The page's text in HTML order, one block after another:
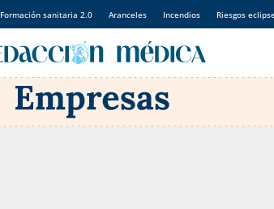
Formación sanitaria 2.0 Aranceles Incendios Riesgos